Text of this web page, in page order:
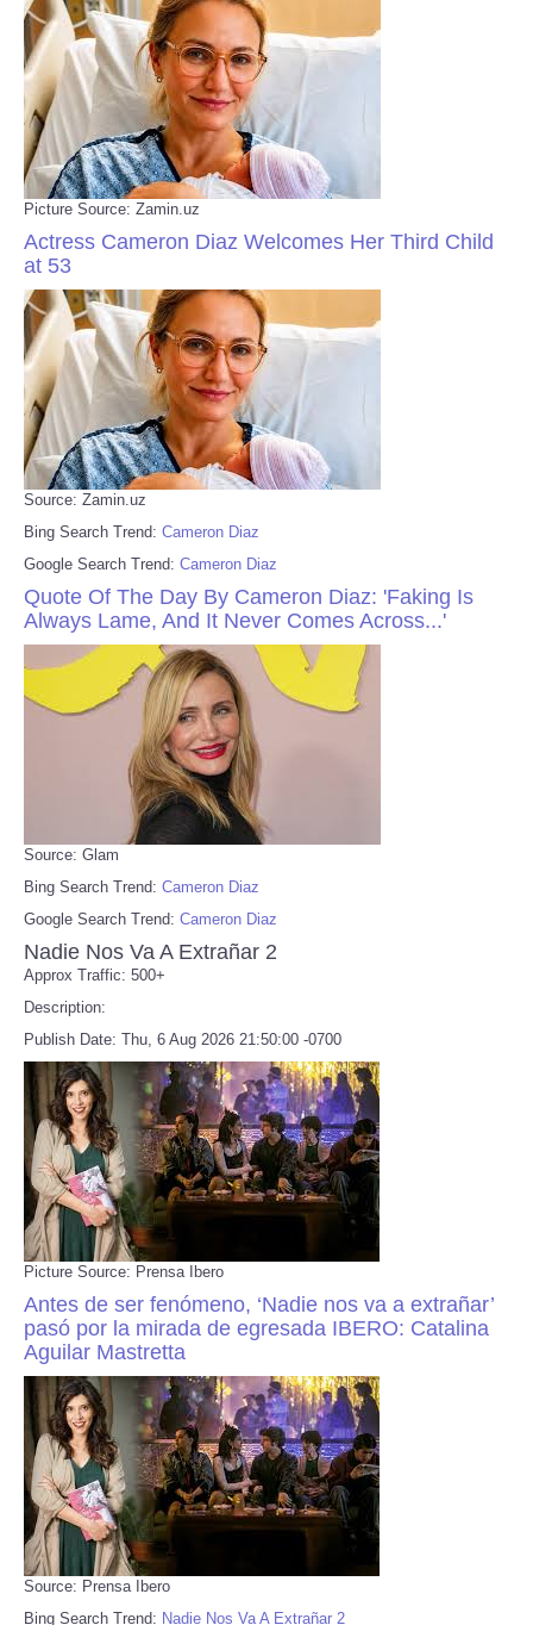
Picture Source: Zamin.uz
Actress Cameron Diaz Welcomes Her Third Child
at 53
Source: Zamin.uz
Bing Search Trend: Cameron Diaz
Google Search Trend: Cameron Diaz
Quote Of The Day By Cameron Diaz: 'Faking Is
Always Lame, And It Never Comes Across...'
Source: Glam
Bing Search Trend: Cameron Diaz
Google Search Trend: Cameron Diaz
Nadie Nos Va A Extrañar 2
Approx Traffic: 500+
Description:
Publish Date: Thu, 6 Aug 2026 21:50:00 -0700
Picture Source: Prensa Ibero
Antes de ser fenómeno, ‘Nadie nos va a extrañar’
pasó por la mirada de egresada IBERO: Catalina
Aguilar Mastretta
Source: Prensa Ibero
Bing Search Trend: Nadie Nos Va A Extrañar 2